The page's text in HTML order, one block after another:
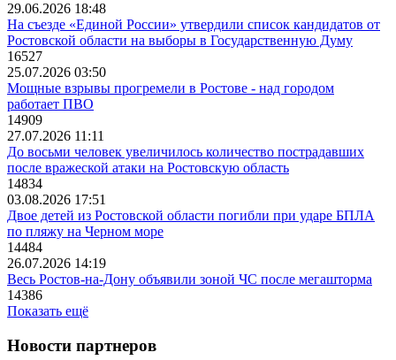
29.06.2026 18:48
На съезде «Единой России» утвердили список кандидатов от
Ростовской области на выборы в Государственную Думу
16527
25.07.2026 03:50
Мощные взрывы прогремели в Ростове - над городом
работает ПВО
14909
27.07.2026 11:11
До восьми человек увеличилось количество пострадавших
после вражеской атаки на Ростовскую область
14834
03.08.2026 17:51
Двое детей из Ростовской области погибли при ударе БПЛА
по пляжу на Черном море
14484
26.07.2026 14:19
Весь Ростов-на-Дону объявили зоной ЧС после мегашторма
14386
Показать ещё
Новости партнеров